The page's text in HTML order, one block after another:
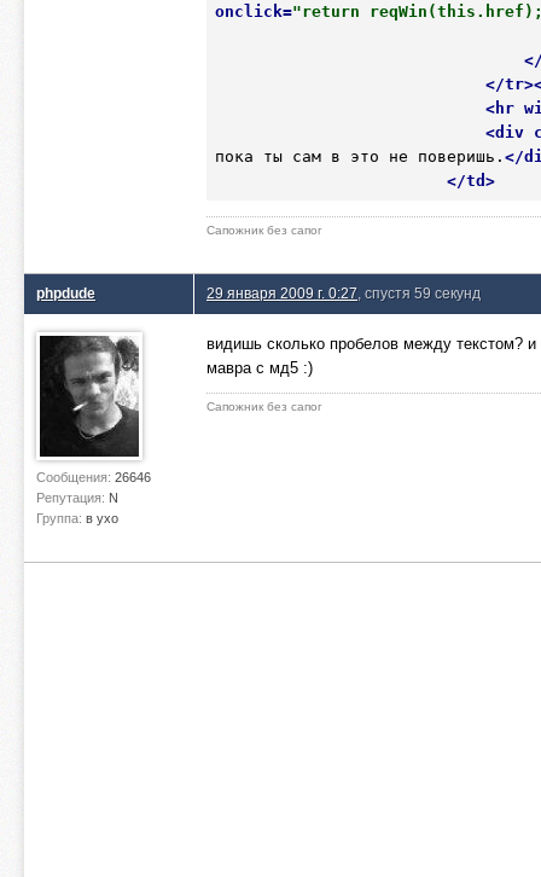
onclick="return
</tr>
<hr
<div
пока ты сам в это не поверишь. </
</td >
Сапожник без сапог
phpdude
Сообщения: 26646
Репутация: N
Группа: в ухо
29 января 2009 г. 0:27 , спустя 59 секунд
видишь сколько пробелов между текстом?
мавра с мд5 :)
Сапожник без сапог